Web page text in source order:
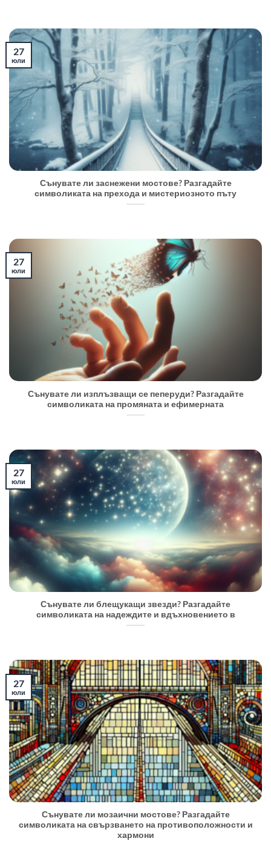
Сънувате ли заснежени мостове? Разгадайте
символиката на прехода и мистериозното пъту
27
юли
Сънувате ли изплъзващи се пеперуди? Разгадайте
символиката на промяната и ефимерната
27
юли
Сънувате ли блещукащи звезди? Разгадайте
символиката на надеждите и вдъхновението в
27
юли
Сънувате ли мозаични мостове? Разгадайте
символиката на свързването на противоположности и
хармони
27
юли